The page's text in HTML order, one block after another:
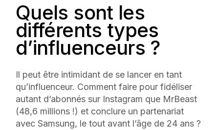
Quels sont les
différents types
d’influenceurs ?
Il peut être intimidant de se lancer en tant
qu’influenceur. Comment faire pour fidéliser
autant d’abonnés sur Instagram que MrBeast
(48,6 millions !) et conclure un partenariat
avec Samsung, le tout avant l’âge de 24 ans ?